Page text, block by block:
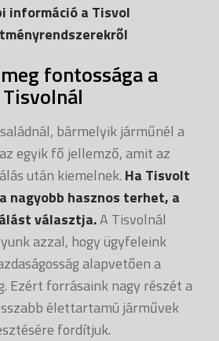
információ a Tisvol
fontossága a
Tisvolnál
bármelyik járműnél a
egyik fő jellemző, amit az
után kiemelnek. Ha Tisvolt
nagyobb hasznos terhet, a
választja.A Tisvolnál
azzal, hogy ügyfeleink
alapvetően a
Ezért forrásaink nagy részét a
élettartamú járművek
fordítjuk.